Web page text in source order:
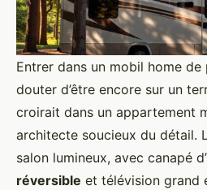
Entrer dans un mobil home de
douter d’être encore sur un
croirait dans un appartement
architecte soucieux du détail.
salon lumineux, avec canapé
réversible et télévision grand